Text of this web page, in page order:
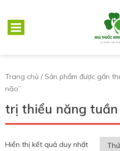
Trang chủ / Sản phẩm được gắn
não”
trị thiểu năng
Hiển thị kết quả duy nhất